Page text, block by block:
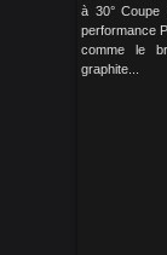
à 30° Coupe
performance
comme le
graphite...